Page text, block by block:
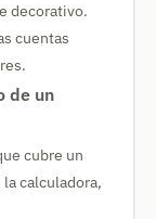
decorativo.
cuentas
de un
cubre un
calculadora,